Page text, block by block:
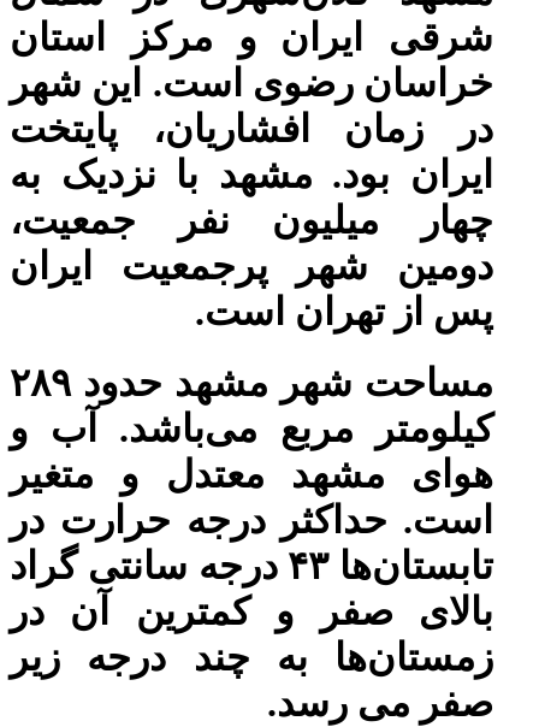
شرقی ایران و مرکز استان
خراسان رضوی است. این شهر
در زمان افشاریان، پایتخت
ایران بود. مشهد با نزدیک به
چهار میلیون نفر جمعیت،
دومین شهر پرجمعیت ایران
پس از تهران است.
مساحت شهر مشهد حدود ۲۸۹
کیلومتر مربع می‌باشد. آب و
هوای مشهد معتدل و متغیر
است. حداکثر درجه حرارت در
تابستان‌ها ۴۳ درجه سانتی گراد
بالای صفر و کمترین آن در
زمستان‌ها به چند درجه زیر
صفر می رسد.